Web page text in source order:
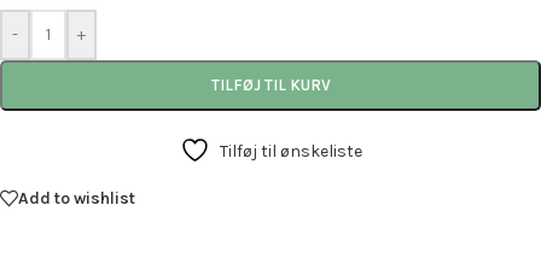
- +
TILFØJ TIL KURV
Tilføj til ønskeliste
Add to wishlist